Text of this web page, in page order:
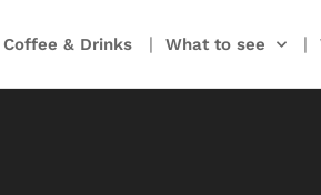
Coffee & Drinks What to see